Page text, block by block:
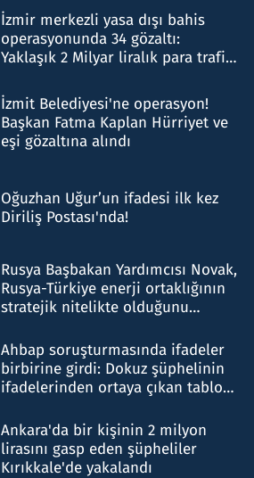
İzmir merkezli yasa dışı bahis
operasyonunda 34 gözaltı:
Yaklaşık 2 Milyar liralık para trafiği
İzmit Belediyesi'ne operasyon!
Başkan Fatma Kaplan Hürriyet ve
eşi gözaltına alındı
Oğuzhan Uğur’un ifadesi ilk kez
Diriliş Postası'nda!
Rusya Başbakan Yardımcısı Novak,
Rusya-Türkiye enerji ortaklığının
stratejik nitelikte olduğunu
Ahbap soruşturmasında ifadeler
birbirine girdi: Dokuz şüphelinin
ifadelerinden ortaya çıkan tablo
Ankara'da bir kişinin 2 milyon
lirasını gasp eden şüpheliler
Kırıkkale'de yakalandı